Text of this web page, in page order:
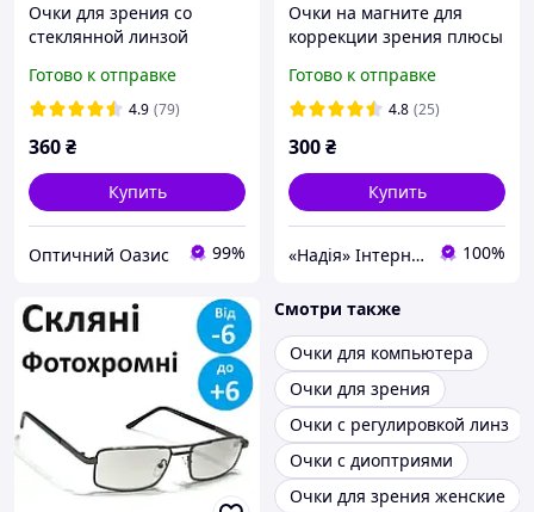
Очки для зрения со
стеклянной линзой
коррекции зрения стекло
с двойной перемычкой
Готово к отправке
4.9 (79)
360₴
Купить
Оптичний Оазис 99%
Очки на магните для
коррекции зрения плюсы
Готово к отправке
4.8 (25)
300₴
Купить
«Надія» Інтернет-Магазин 100%
Смотри также
Очки для компьютера
Очки для зрения
Очки с регулировкой линз
Очки с диоптриями
Очки для зрения женские